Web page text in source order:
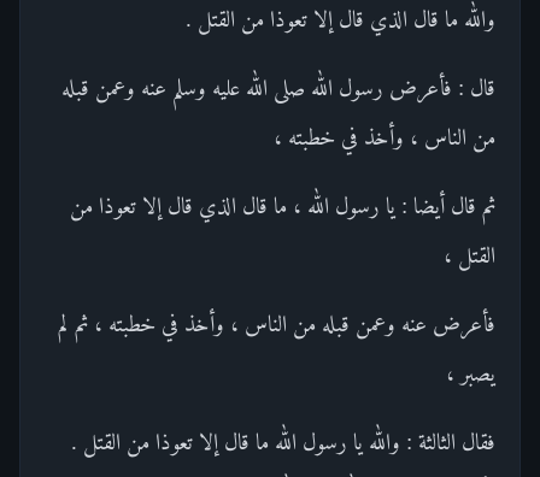
والله ما قال الذي قال إلا تعوذا من القتل .
قال : فأعرض رسول الله صلى الله عليه وسلم عنه وعمن قبله
من الناس ، وأخذ في خطبته ،
ثم قال أيضا : يا رسول الله ، ما قال الذي قال إلا تعوذا من
القتل ،
فأعرض عنه وعمن قبله من الناس ، وأخذ في خطبته ، ثم لم
يصبر ،
فقال الثالثة : والله يا رسول الله ما قال إلا تعوذا من القتل .